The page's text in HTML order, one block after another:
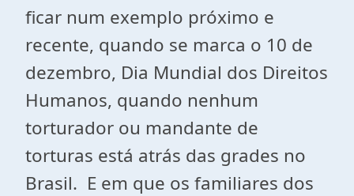
ficar num exemplo próximo e
recente, quando se marca o 10 de
dezembro, Dia Mundial dos Direitos
Humanos, quando nenhum
torturador ou mandante de
torturas está atrás das grades no
Brasil. E em que os familiares dos